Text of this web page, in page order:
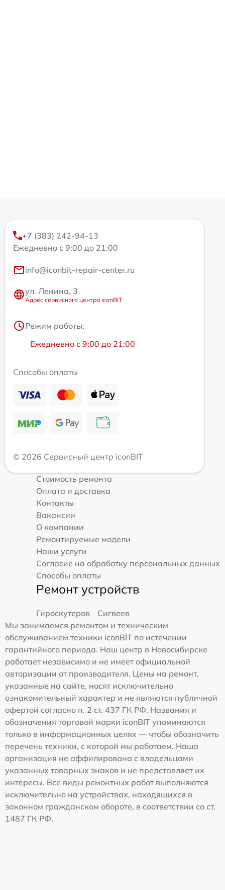
+7 (383) 242-94-13
Ежедневно с 9:00 до 21:00
info@iconbit-repair-center.ru
ул. Ленина, 3
Адрес сервисного центра iconBIT
Режим работы:
Ежедневно с 9:00 до 21:00
Способы оплаты
© 2026 Сервисный центр iconBIT
Стоимость ремонта
Оплата и доставка
Контакты
Вакансии
О компании
Ремонтируемые модели
Наши услуги
Согласие на обработку персональных данных
Способы оплаты
Ремонт устройств
Гироскутеров
Сигвеев
Мы занимаемся ремонтом и техническим
обслуживанием техники iconBIT по истечении
гарантийного периода. Наш центр в Новосибирске
работает независимо и не имеет официальной
авторизации от производителя. Цены на ремонт,
указанные на сайте, носят исключительно
ознакомительный характер и не являются публичной
офертой согласно п. 2 ст. 437 ГК РФ. Названия и
обозначения торговой марки iconBIT упоминаются
только в информационных целях — чтобы обозначить
перечень техники, с которой мы работаем. Наша
организация не аффилирована с владельцами
указанных товарных знаков и не представляет их
интересы. Все виды ремонтных работ выполняются
исключительно на устройствах, находящихся в
законном гражданском обороте, в соответствии со ст.
1487 ГК РФ.